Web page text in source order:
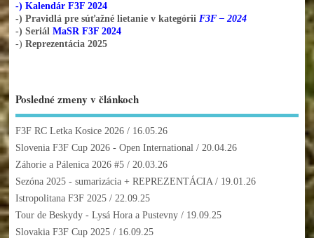
-) Kalendár F3F 2024
-) Pravidlá pre súťažné lietanie v kategórii F3F – 2024
-) Seriál MaSR F3F 2024
-) Reprezentácia 2025
Posledné zmeny v článkoch
F3F RC Letka Kosice 2026/ 16.05.26
Slovenia F3F Cup 2026 - Open International / 20.04.26
Záhorie a Pálenica 2026 #5/ 20.03.26
Sezóna 2025 - sumarizácia + REPREZENTÁCIA/ 19.01.26
Istropolitana F3F 2025/ 22.09.25
Tour de Beskydy - Lysá Hora a Pustevny/ 19.09.25
Slovakia F3F Cup 2025/ 16.09.25